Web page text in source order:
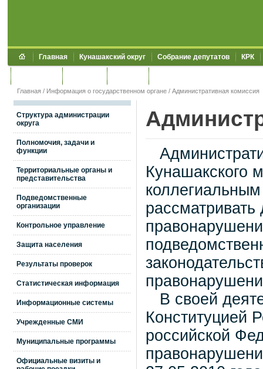
Главная Кунашакский округ Собрание депутатов КРК
Главная / Информация о государственном органе / Административная комиссия
Структура администрации
округа
Полномочия, задачи и
функции
Территориальные органы и
представительства
Подведомственные
организации
Контрольное управление
Защита населения
Результаты проверок
Статистическая информация
Информационные системы
Учрежденные СМИ
Муниципальные программы
Официальные визиты и
Кунашакского
В своей
Конституцией
российской